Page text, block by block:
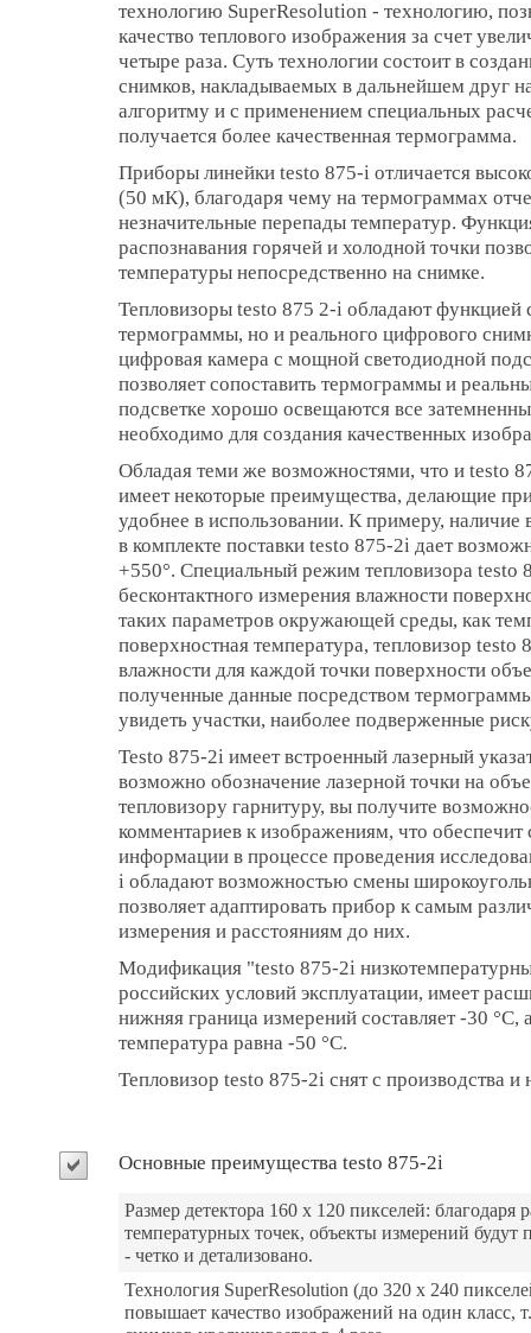
технологию SuperResolution - технологию,
качество теплового изображения за счет
четыре раза. Суть технологии состоит в
снимков, накладываемых в дальнейшем друг
алгоритму и с применением специальных
получается более качественная термограмма.
Приборы линейки testo 875-i отличается
(50 мК), благодаря чему на термограммах
незначительные перепады температур.
распознавания горячей и холодной точки
температуры непосредственно на снимке.
Тепловизоры testo 875 2-i обладают функцией
термограммы, но и реального цифрового
цифровая камера с мощной светодиодной
позволяет сопоставить термограммы и
подсветке хорошо освещаются все
необходимо для создания качественных
Обладая теми же возможностями, что и testo
имеет некоторые преимущества, делающие
удобнее в использовании. К примеру, наличие
в комплекте поставки testo 875-2i дает
+550°. Специальный режим тепловизора testo
бесконтактного измерения влажности
таких параметров окружающей среды, как
поверхностная температура, тепловизор testo
влажности для каждой точки поверхности
полученные данные посредством
увидеть участки, наиболее подверженные
Testo 875-2i имеет встроенный лазерный
возможно обозначение лазерной точки на
тепловизору гарнитуру, вы получите
комментариев к изображениям, что
информации в процессе проведения
i обладают возможностью смены
позволяет адаптировать прибор к самым
измерения и расстояниям до них.
Модификация "testo 875-2i
российских условий эксплуатации, имеет
нижняя граница измерений составляет -30
температура равна -50 °C.
Тепловизор testo 875-2i снят с производства и
Основные преимущества testo 875-2i
Размер детектора 160 x 120 пикселей: благодаря
температурных точек, объекты измерений будут
- четко и детализовано.
Технология SuperResolution (до 320 x 240
повышает качество изображений на один класс,